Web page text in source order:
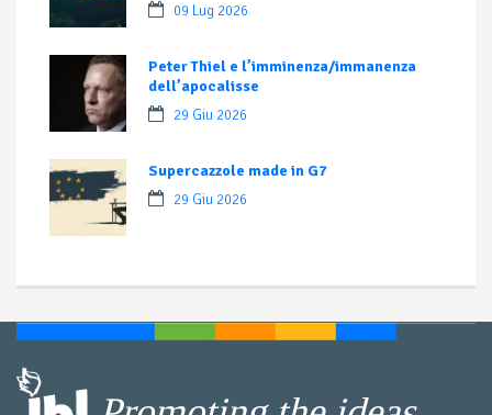
09 Lug 2026
Peter Thiel e l’imminenza/immanenza
dell’apocalisse
29 Giu 2026
Supercazzole made in G7
29 Giu 2026